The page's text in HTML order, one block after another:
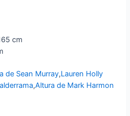
cm
de Sean Murray,Lauren Holly
,Altura de Mark Harmon